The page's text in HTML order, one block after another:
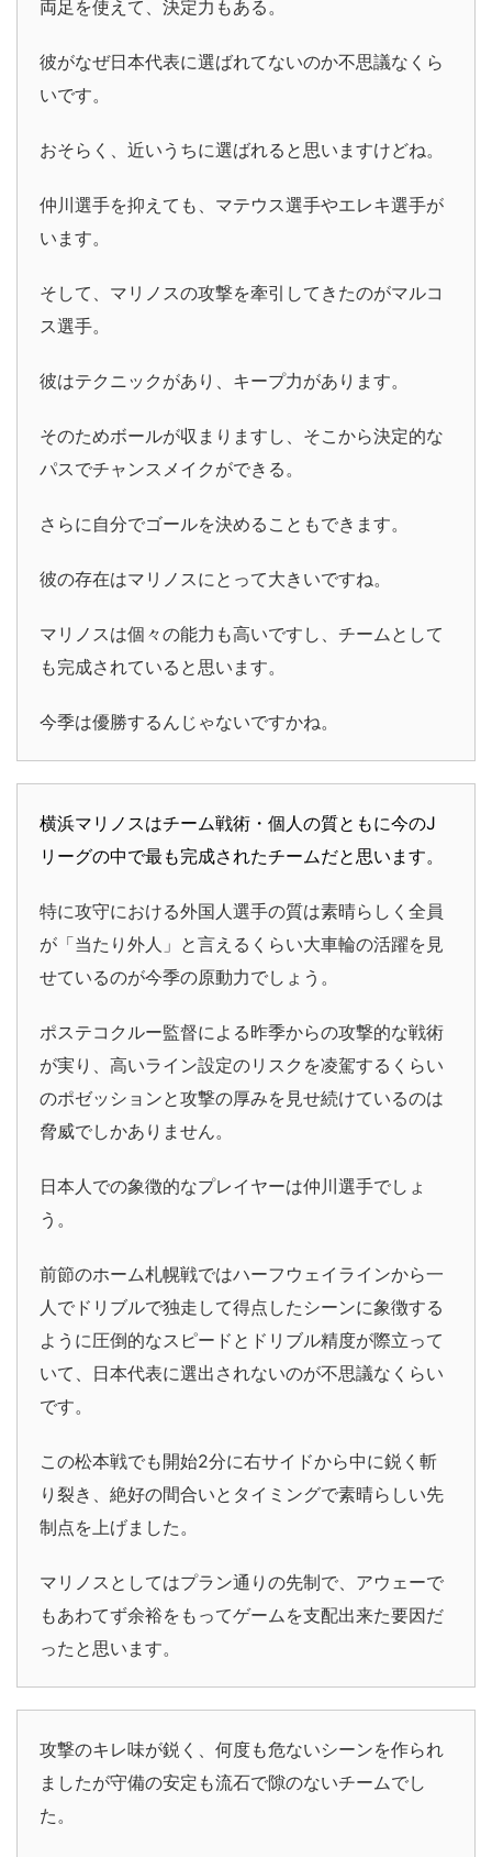
両足を使えて、決定力もある。
彼がなぜ日本代表に選ばれてないのか不思議なくら
いです。
おそらく、近いうちに選ばれると思いますけどね。
仲川選手を抑えても、マテウス選手やエレキ選手が
います。
そして、マリノスの攻撃を牽引してきたのがマルコ
ス選手。
彼はテクニックがあり、キープ力があります。
そのためボールが収まりますし、そこから決定的な
パスでチャンスメイクができる。
さらに自分でゴールを決めることもできます。
彼の存在はマリノスにとって大きいですね。
マリノスは個々の能力も高いですし、チームとして
も完成されていると思います。
今季は優勝するんじゃないですかね。
横浜マリノスはチーム戦術・個人の質ともに今のJ
リーグの中で最も完成されたチームだと思います。
特に攻守における外国人選手の質は素晴らしく全員
が「当たり外人」と言えるくらい大車輪の活躍を見
せているのが今季の原動力でしょう。
ポステコクルー監督による昨季からの攻撃的な戦術
が実り、高いライン設定のリスクを凌駕するくらい
のポゼッションと攻撃の厚みを見せ続けているのは
脅威でしかありません。
日本人での象徴的なプレイヤーは仲川選手でしょ
う。
前節のホーム札幌戦ではハーフウェイラインから一
人でドリブルで独走して得点したシーンに象徴する
ように圧倒的なスピードとドリブル精度が際立って
いて、日本代表に選出されないのが不思議なくらい
です。
この松本戦でも開始2分に右サイドから中に鋭く斬
り裂き、絶好の間合いとタイミングで素晴らしい先
制点を上げました。
マリノスとしてはプラン通りの先制で、アウェーで
もあわてず余裕をもってゲームを支配出来た要因だ
ったと思います。
攻撃のキレ味が鋭く、何度も危ないシーンを作られ
ましたが守備の安定も流石で隙のないチームでし
た。